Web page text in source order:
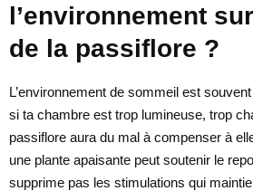
l’environnement
de la passiflore ?
L’environnement de sommeil est
si ta chambre est trop lumineuse, trop
passiflore aura du mal à compenser à
une plante apaisante peut soutenir le
supprime pas les stimulations qui